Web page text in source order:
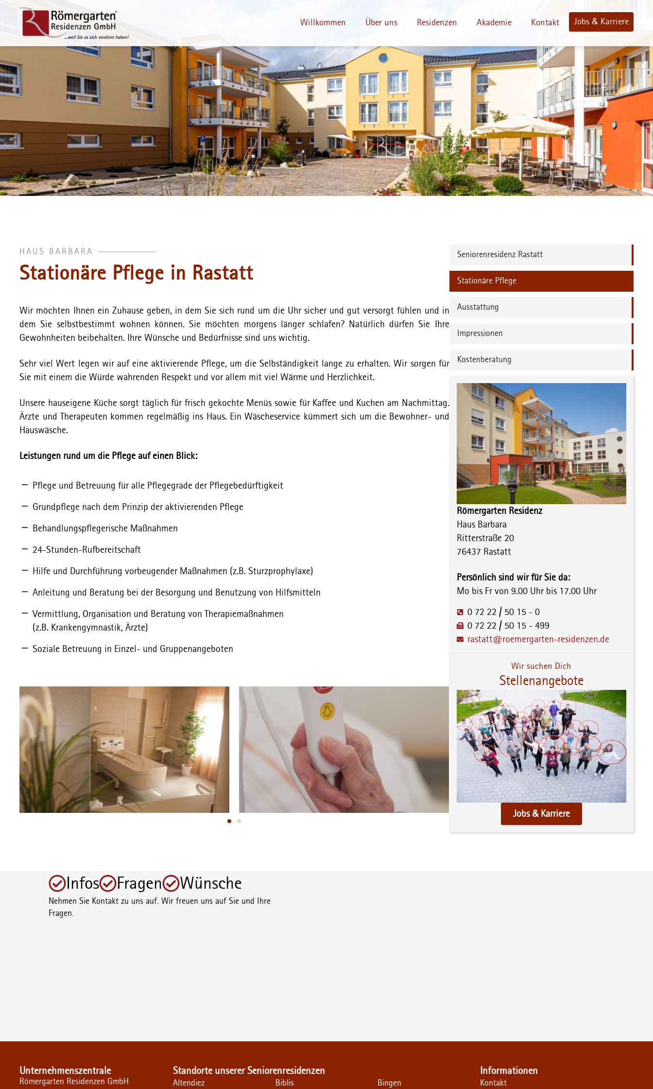
Willkommen Über uns Residenzen Akademie Kontakt Jobs & Karriere
HAUS BARBARA
Stationäre Pflege in Rastatt
Wir möchten Ihnen ein Zuhause geben, in dem Sie sich rund um die Uhr sicher und gut versorgt fühlen und in
dem Sie selbstbestimmt wohnen können. Sie möchten morgens länger schlafen? Natürlich dürfen Sie Ihre
Gewohnheiten beibehalten. Ihre Wünsche und Bedürfnisse sind uns wichtig.
Sehr viel Wert legen wir auf eine aktivierende Pflege, um die Selbständigkeit lange zu erhalten. Wir sorgen für
Sie mit einem die Würde wahrenden Respekt und vor allem mit viel Wärme und Herzlichkeit.
Unsere hauseigene Küche sorgt täglich für frisch gekochte Menüs sowie für Kaffee und Kuchen am Nachmittag.
Ärzte und Therapeuten kommen regelmäßig ins Haus. Ein Wäscheservice kümmert sich um die Bewohner- und
Hauswäsche.
Leistungen rund um die Pflege auf einen Blick:
Pflege und Betreuung für alle Pflegegrade der Pflegebedürftigkeit
Grundpflege nach dem Prinzip der aktivierenden Pflege
Behandlungspflegerische Maßnahmen
24-Stunden-Rufbereitschaft
Hilfe und Durchführung vorbeugender Maßnahmen (z.B. Sturzprophylaxe)
Anleitung und Beratung bei der Besorgung und Benutzung von Hilfsmitteln
Vermittlung, Organisation und Beratung von Therapiemaßnahmen
(z.B. Krankengymnastik, Ärzte)
Soziale Betreuung in Einzel- und Gruppenangeboten
Seniorenresidenz Rastatt
Stationäre Pflege
Ausstattung
Impressionen
Kostenberatung
Römergarten Residenz
Haus Barbara
Ritterstraße 20
76437 Rastatt
Persönlich sind wir für Sie da:
Mo bis Fr von 9.00 Uhr bis 17.00 Uhr
0 72 22 / 50 15 - 0
0 72 22 / 50 15 - 499
rastatt@roemergarten-residenzen.de
Wir suchen Dich
Stellenangebote
Jobs & Karriere
Infos Fragen Wünsche
Nehmen Sie Kontakt zu uns auf. Wir freuen uns auf Sie und Ihre
Fragen.
Unternehmenszentrale
Römergarten Residenzen GmbH
Standorte unserer Seniorenresidenzen
Altendiez Biblis Bingen
Informationen
Kontakt